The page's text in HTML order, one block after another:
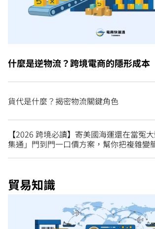
什麼是逆物流？跨境電商的隱形成本
貨代是什麼？揭密物流關鍵角色
【2026 跨境必讀】寄美國海運還在當冤
集通」門到門一口價方案，幫你把複雜變
貿易知識